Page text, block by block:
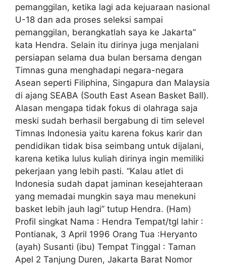
pemanggilan, ketika lagi ada kejuaraan nasional
U-18 dan ada proses seleksi sampai
pemanggilan, berangkatlah saya ke Jakarta”
kata Hendra. Selain itu dirinya juga menjalani
persiapan selama dua bulan bersama dengan
Timnas guna menghadapi negara-negara
Asean seperti Filiphina, Singapura dan Malaysia
di ajang SEABA (South East Asean Basket Ball).
Alasan mengapa tidak fokus di olahraga saja
meski sudah berhasil bergabung di tim selevel
Timnas Indonesia yaitu karena fokus karir dan
pendidikan tidak bisa seimbang untuk dijalani,
karena ketika lulus kuliah dirinya ingin memiliki
pekerjaan yang lebih pasti. “Kalau atlet di
Indonesia sudah dapat jaminan kesejahteraan
yang memadai mungkin saya mau menekuni
basket lebih jauh lagi” tutup Hendra. (Ham)
Profil singkat Nama : Hendra Tempat/tgl lahir :
Pontianak, 3 April 1996 Orang Tua :Heryanto
(ayah) Susanti (ibu) Tempat Tinggal : Taman
Apel 2 Tanjung Duren, Jakarta Barat Nomor